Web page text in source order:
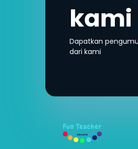
kami
Dapatkan
dari kami